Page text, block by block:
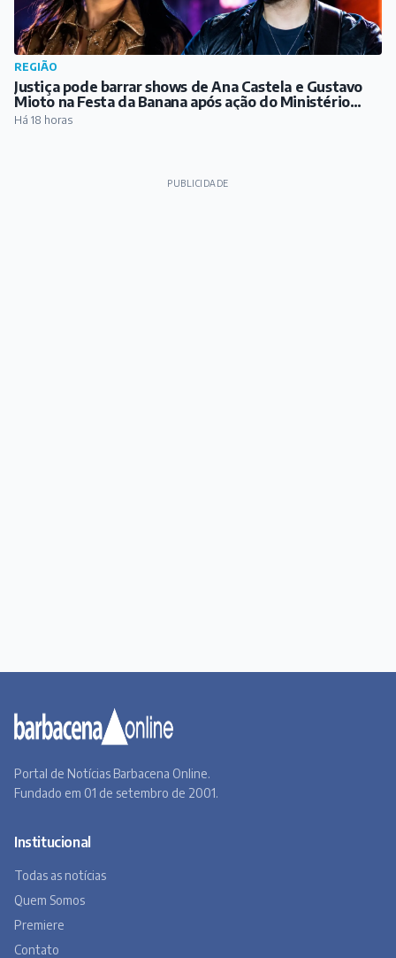
REGIÃO
Justiça pode barrar shows de Ana Castela e Gustavo
Mioto na Festa da Banana após ação do Ministério
Público
Há 18 horas
PUBLICIDADE
Portal de Notícias Barbacena Online.
Fundado em 01 de setembro de 2001.
Institucional
Todas as notícias
Quem Somos
Premiere
Contato